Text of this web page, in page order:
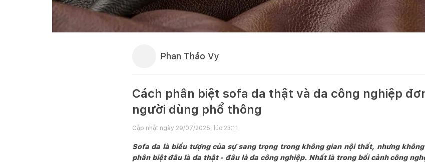
Phan Thảo Vy
Cách phân biệt sofa da thật và da công nghiệp
người dùng phổ thông
Cập nhật ngày 29/07/2025, lúc 23:11
Sofa da là biểu tượng của sự sang trọng trong không gian nội thất, nhưng
phân biệt đâu là da thật - đâu là da công nghiệp. Nhất là trong bối cảnh công